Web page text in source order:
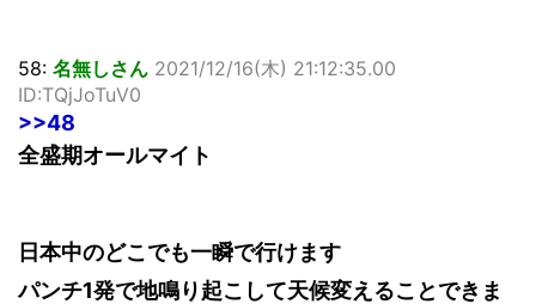
58: 名無しさん 2021/12/16(木) 21:12:35.00
ID:TQjJoTuV0
>>48
全盛期オールマイト
日本中のどこでも一瞬で行けます
パンチ1発で地鳴り起こして天候変えることできま